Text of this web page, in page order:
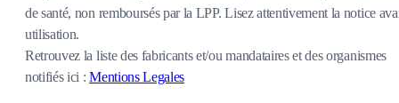
de santé, non remboursés par la LPP. Lisez attentivement la notice
utilisation.
Retrouvez la liste des fabricants et/ou mandataires et des organismes
notifiés ici :Mentions Legales